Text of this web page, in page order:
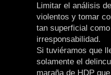
Limitar el análisis
violentos y tomar
tan superficial
irresponsabilidad.
Si tuviéramos que
solamente el
maraña de HDP